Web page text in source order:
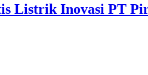
Listrik Inovasi PT